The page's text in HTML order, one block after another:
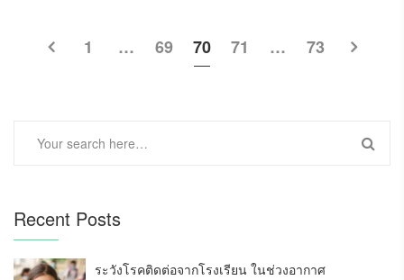
1 … 69 70 71 … 73
Recent Posts
ระวังโรคติดต่อจากโรงเรียน ในช่วงอากาศ